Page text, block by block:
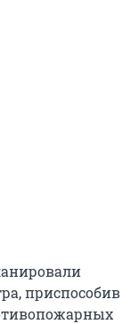
приспособив